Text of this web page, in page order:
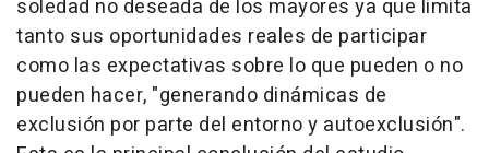
soledad no deseada de los mayores ya que limita
tanto sus oportunidades reales de participar
como las expectativas sobre lo que pueden o no
pueden hacer, "generando dinámicas de
exclusión por parte del entorno y autoexclusión".